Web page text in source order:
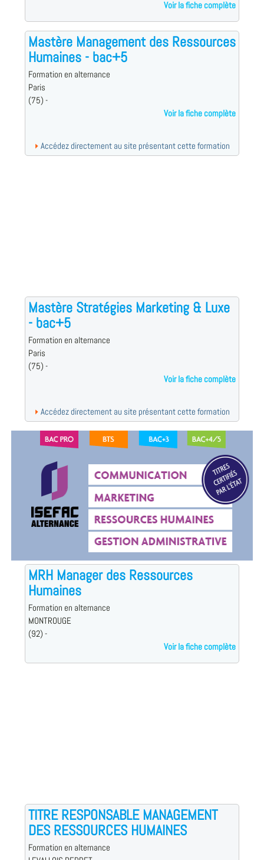
Voir la fiche complète
Mastère Management des Ressources
Humaines - bac+5
Formation en alternance
Paris
(75) -
Voir la fiche complète
Accédez directement au site présentant cette formation
Mastère Stratégies Marketing & Luxe
- bac+5
Formation en alternance
Paris
(75) -
Voir la fiche complète
Accédez directement au site présentant cette formation
MRH Manager des Ressources
Humaines
Formation en alternance
MONTROUGE
(92) -
Voir la fiche complète
TITRE RESPONSABLE MANAGEMENT
DES RESSOURCES HUMAINES
Formation en alternance